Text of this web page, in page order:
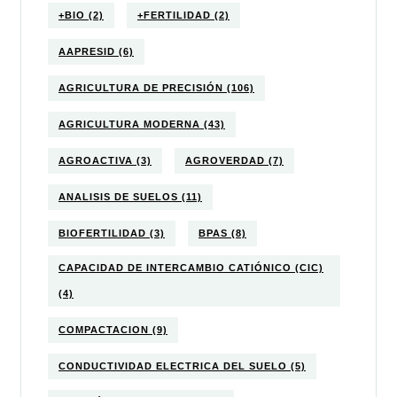
+BIO (2) +FERTILIDAD (2)
AAPRESID (6)
AGRICULTURA DE PRECISIÓN (106)
AGRICULTURA MODERNA (43)
AGROACTIVA (3) AGROVERDAD (7)
ANALISIS DE SUELOS (11)
BIOFERTILIDAD (3) BPAS (8)
CAPACIDAD DE INTERCAMBIO CATIÓNICO (CIC)
(4)
COMPACTACION (9)
CONDUCTIVIDAD ELECTRICA DEL SUELO (5)